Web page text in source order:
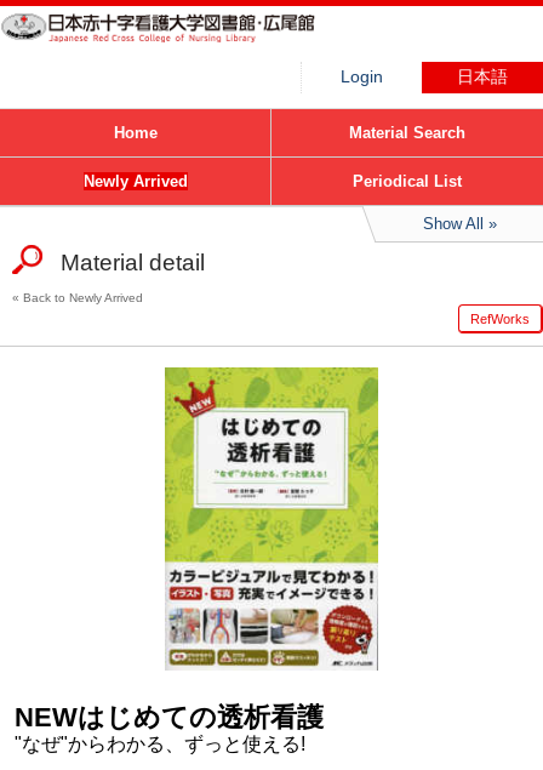
Login 日本語
Home Material Search
Newly Arrived Periodical List
Show All
Material detail
Back to Newly Arrived
RefWorks
NEWはじめての透析看護
"なぜ"からわかる、ずっと使える!